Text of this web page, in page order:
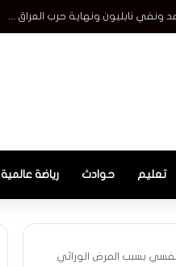
تعليم حوادث رياضة عالمية
بسبب المرض الوراثي